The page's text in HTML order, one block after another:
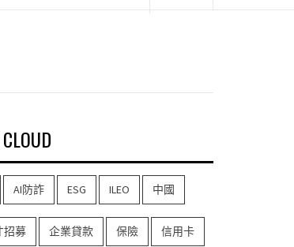
AI防詐 ESG ILEO 中國
招募 企業貸款 保險 信用卡